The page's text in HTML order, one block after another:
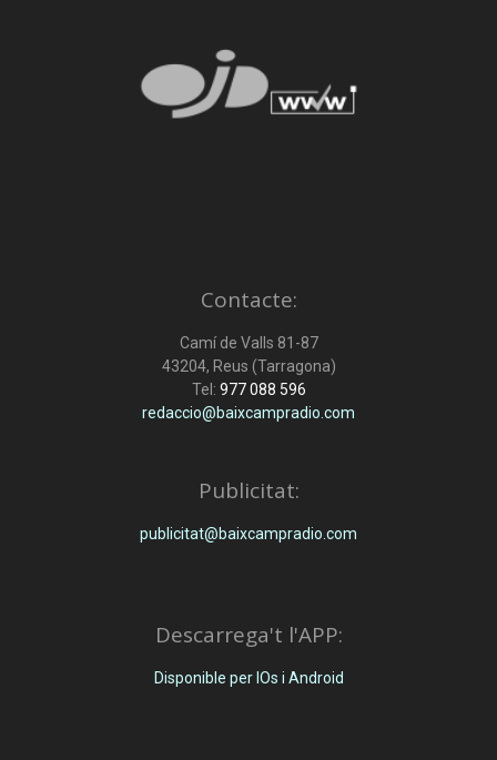
Contacte:
Camí de Valls 81-87
43204, Reus (Tarragona)
Tel: 977 088 596
redaccio@baixcampradio.com
Publicitat:
publicitat@baixcampradio.com
Descarrega't l'APP:
Disponible per IOs i Android